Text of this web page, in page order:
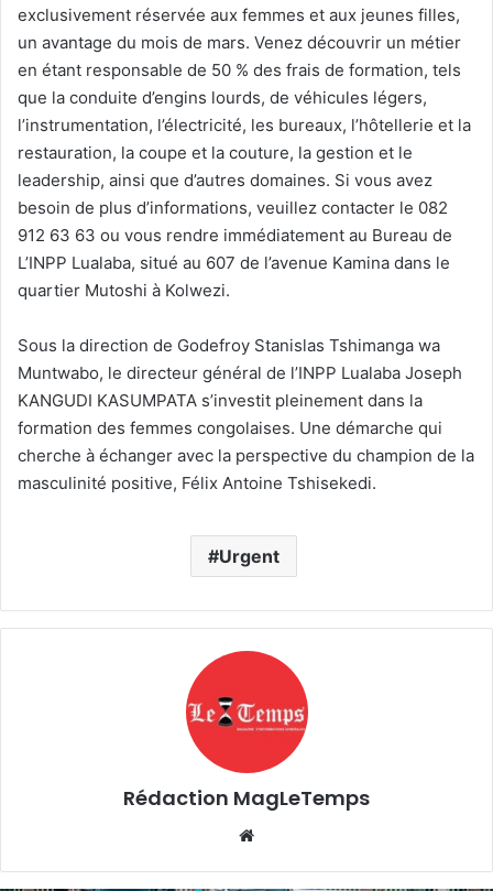
exclusivement réservée aux femmes et aux jeunes filles,
un avantage du mois de mars. Venez découvrir un métier
en étant responsable de 50 % des frais de formation, tels
que la conduite d’engins lourds, de véhicules légers,
l’instrumentation, l’électricité, les bureaux, l’hôtellerie et la
restauration, la coupe et la couture, la gestion et le
leadership, ainsi que d’autres domaines. Si vous avez
besoin de plus d’informations, veuillez contacter le 082
912 63 63 ou vous rendre immédiatement au Bureau de
L’INPP Lualaba, situé au 607 de l’avenue Kamina dans le
quartier Mutoshi à Kolwezi.
Sous la direction de Godefroy Stanislas Tshimanga wa
Muntwabo, le directeur général de l’INPP Lualaba Joseph
KANGUDI KASUMPATA s’investit pleinement dans la
formation des femmes congolaises. Une démarche qui
cherche à échanger avec la perspective du champion de la
masculinité positive, Félix Antoine Tshisekedi.
Urgent
Rédaction MagLeTemps